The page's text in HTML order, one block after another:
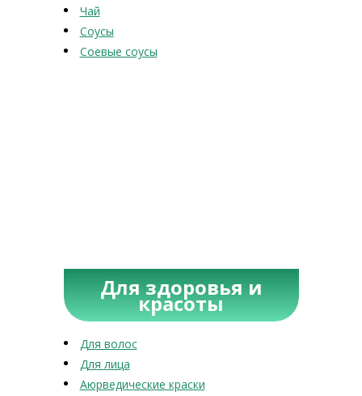
Чай
Соусы
Соевые соусы
Для здоровья и
красоты
Для волос
Для лица
Аюрведические краски